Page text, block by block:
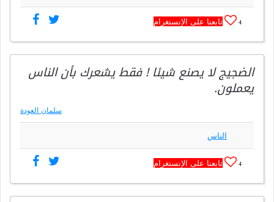
4 تابعنا على الإنستغرام
الضجيج لا يصنع شيئا ! فقط يشعرك بأن الناس
يعملون.
سلمان العودة
الناس
4 تابعنا على الإنستغرام